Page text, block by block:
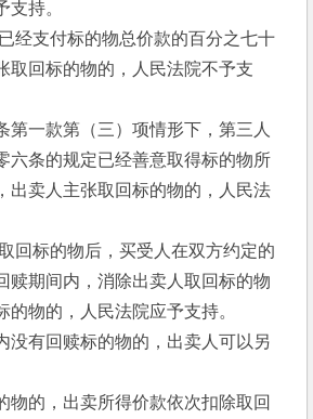
支持。
经支付标的物总价款的百分之七十
取回标的物的，人民法院不予支
第一款第（三）项情形下，第三人
六条的规定已经善意取得标的物所
出卖人主张取回标的物的，人民法
回标的物后，买受人在双方约定的
赎期间内，消除出卖人取回标的物
的物的，人民法院应予支持。
没有回赎标的物的，出卖人可以另
物的，出卖所得价款依次扣除取回